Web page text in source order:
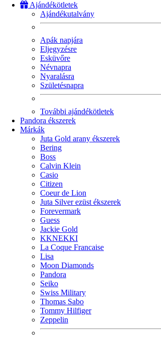
Ajándékötletek
Ajándékutalvány
Apák napjára
Eljegyzésre
Esküvőre
Névnapra
Nyaralásra
Születésnapra
További ajándékötletek
Pandora ékszerek
Márkák
Juta Gold arany ékszerek
Bering
Boss
Calvin Klein
Casio
Citizen
Coeur de Lion
Juta Silver ezüst ékszerek
Forevermark
Guess
Jackie Gold
KKNEKKI
La Coque Francaise
Lisa
Moon Diamonds
Pandora
Seiko
Swiss Military
Thomas Sabo
Tommy Hilfiger
Zeppelin